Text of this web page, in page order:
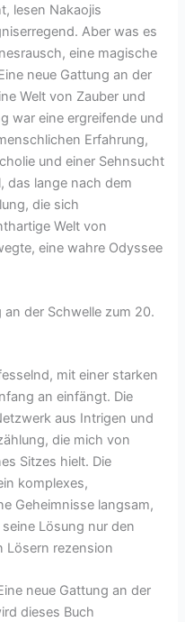
lesen Nakaojis
Aber was es
eine magische
neue Gattung an der
Welt von Zauber und
war eine ergreifende und
Erfahrung,
und einer Sehnsucht
das lange nach dem
die sich
Welt von
eine wahre Odyssee
an der Schwelle zum 20.
mit einer starken
an einfängt. Die
aus Intrigen und
die mich von
Sitzes hielt. Die
komplexes,
Geheimnisse langsam,
Lösung nur den
Lösern rezension
neue Gattung an der
dieses Buch